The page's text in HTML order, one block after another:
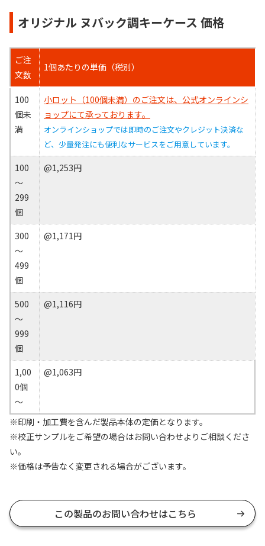
オリジナル ヌバック調キーケース 価格
ご注
文数
1個あたりの単価（税別）
100
個未
満
小ロット（100個未満）のご注文は、公式オンラインシ
ョップにて承っております。
オンラインショップでは即時のご注文やクレジット決済な
ど、少量発注にも便利なサービスをご用意しています。
100
～
299
個
@1,253円
300
～
499
個
@1,171円
500
～
999
個
@1,116円
1,00
0個
～
@1,063円
※印刷・加工費を含んだ製品本体の定価となります。
※校正サンプルをご希望の場合はお問い合わせよりご相談くださ
い。
※価格は予告なく変更される場合がございます。
この製品のお問い合わせはこちら